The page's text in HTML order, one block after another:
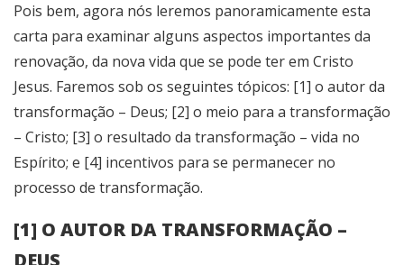
Pois bem, agora nós leremos panoramicamente esta
carta para examinar alguns aspectos importantes da
renovação, da nova vida que se pode ter em Cristo
Jesus. Faremos sob os seguintes tópicos: [1] o autor da
transformação – Deus; [2] o meio para a transformação
– Cristo; [3] o resultado da transformação – vida no
Espírito; e [4] incentivos para se permanecer no
processo de transformação.
[1] O AUTOR DA TRANSFORMAÇÃO –